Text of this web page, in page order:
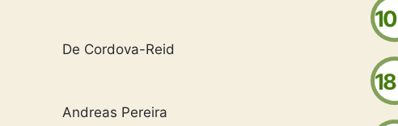
10
De Cordova-Reid
18
Andreas Pereira